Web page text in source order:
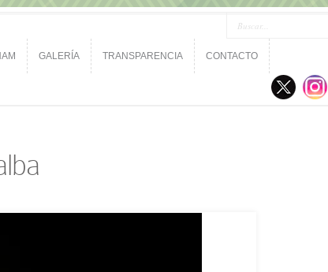
GALERÍA TRANSPARENCIA CONTACTO